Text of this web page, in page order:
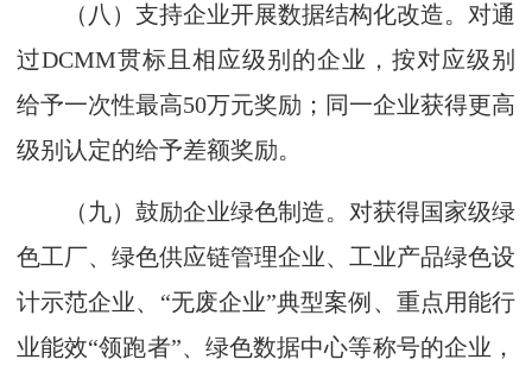
（八）支持企业开展数据结构化改造。对通
过DCMM贯标且相应级别的企业，按对应级别
给予一次性最高50万元奖励；同一企业获得更高
级别认定的给予差额奖励。
（九）鼓励企业绿色制造。对获得国家级绿
色工厂、绿色供应链管理企业、工业产品绿色设
计示范企业、“无废企业”典型案例、重点用能行
业能效“领跑者”、绿色数据中心等称号的企业，